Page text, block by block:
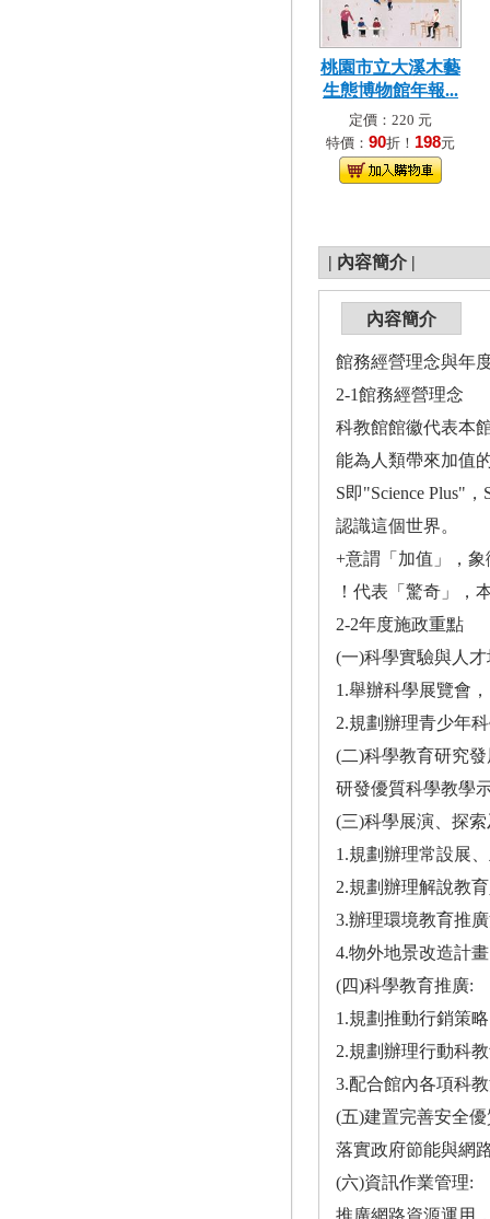
桃園市立大溪木藝
生態博物館年報...
定價：220 元
特價： 90折！ 198元
| 內容簡介 |
內容簡介
館務經營理念與年
2-1館務經營理念
科教館館徽代表本
能為人類帶來加值
S即"Science Plus"
認識這個世界。
+意謂「加值」，
！代表「驚奇」，
2-2年度施政重點
(一)科學實驗與人
1.舉辦科學展覽會
2.規劃辦理青少年
(二)科學教育研究發
研發優質科學教學
(三)科學展演、探
1.規劃辦理常設展
2.規劃辦理解說教
3.辦理環境教育推
4.物外地景改造計畫
(四)科學教育推廣:
1.規劃推動行銷策
2.規劃辦理行動科
3.配合館內各項科
(五)建置完善安全
落實政府節能與網
(六)資訊作業管理:
推廣網路資源運用